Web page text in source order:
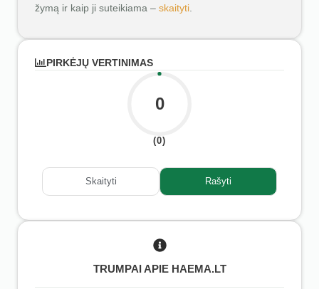
žymą ir kaip ji suteikiama – skaityti
PIRKĖJŲ VERTINIMAS
0
(0)
Skaityti Rašyti
TRUMPAI APIE HAEMA.LT